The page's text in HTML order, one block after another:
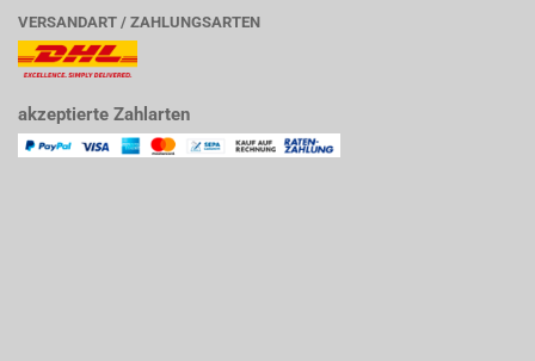
VERSANDART / ZAHLUNGSARTEN
akzeptierte Zahlarten